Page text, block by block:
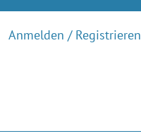
Anmelden / Registrieren